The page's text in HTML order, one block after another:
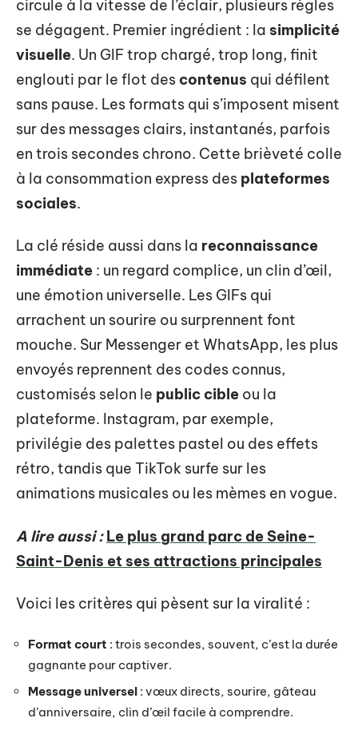
circule à la vitesse de l’éclair, plusieurs règles
se dégagent. Premier ingrédient : la simplicité
visuelle. Un GIF trop chargé, trop long, finit
englouti par le flot des contenus qui défilent
sans pause. Les formats qui s’imposent misent
sur des messages clairs, instantanés, parfois
en trois secondes chrono. Cette brièveté colle
à la consommation express des plateformes
sociales.
La clé réside aussi dans la reconnaissance
immédiate : un regard complice, un clin d’œil,
une émotion universelle. Les GIFs qui
arrachent un sourire ou surprennent font
mouche. Sur Messenger et WhatsApp, les plus
envoyés reprennent des codes connus,
customisés selon le public cible ou la
plateforme. Instagram, par exemple,
privilégie des palettes pastel ou des effets
rétro, tandis que TikTok surfe sur les
animations musicales ou les mèmes en vogue.
A lire aussi : Le plus grand parc de Seine-
Saint-Denis et ses attractions principales
Voici les critères qui pèsent sur la viralité :
Format court : trois secondes, souvent, c’est la durée
gagnante pour captiver.
Message universel : vœux directs, sourire, gâteau
d’anniversaire, clin d’œil facile à comprendre.